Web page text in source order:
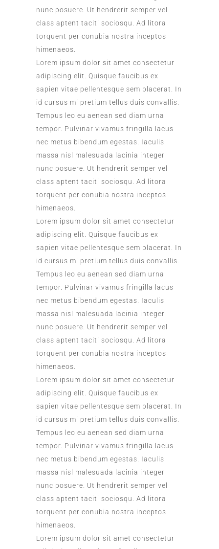
nunc posuere. Ut hendrerit semper vel
class aptent taciti sociosqu. Ad litora
torquent per conubia nostra inceptos
himenaeos.
Lorem ipsum dolor sit amet consectetur
adipiscing elit. Quisque faucibus ex
sapien vitae pellentesque sem placerat. In
id cursus mi pretium tellus duis convallis.
Tempus leo eu aenean sed diam urna
tempor. Pulvinar vivamus fringilla lacus
nec metus bibendum egestas. Iaculis
massa nisl malesuada lacinia integer
nunc posuere. Ut hendrerit semper vel
class aptent taciti sociosqu. Ad litora
torquent per conubia nostra inceptos
himenaeos.
Lorem ipsum dolor sit amet consectetur
adipiscing elit. Quisque faucibus ex
sapien vitae pellentesque sem placerat. In
id cursus mi pretium tellus duis convallis.
Tempus leo eu aenean sed diam urna
tempor. Pulvinar vivamus fringilla lacus
nec metus bibendum egestas. Iaculis
massa nisl malesuada lacinia integer
nunc posuere. Ut hendrerit semper vel
class aptent taciti sociosqu. Ad litora
torquent per conubia nostra inceptos
himenaeos.
Lorem ipsum dolor sit amet consectetur
adipiscing elit. Quisque faucibus ex
sapien vitae pellentesque sem placerat. In
id cursus mi pretium tellus duis convallis.
Tempus leo eu aenean sed diam urna
tempor. Pulvinar vivamus fringilla lacus
nec metus bibendum egestas. Iaculis
massa nisl malesuada lacinia integer
nunc posuere. Ut hendrerit semper vel
class aptent taciti sociosqu. Ad litora
torquent per conubia nostra inceptos
himenaeos.
Lorem ipsum dolor sit amet consectetur